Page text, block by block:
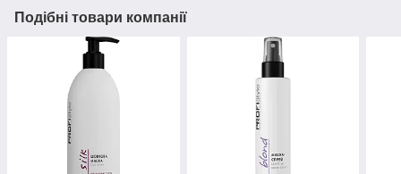
Подібні товари компанії